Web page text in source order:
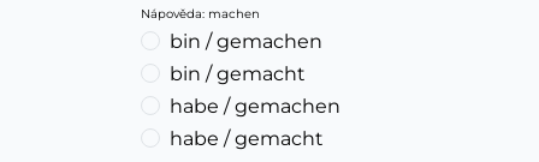
Nápověda: machen
bin / gemachen
bin / gemacht
habe / gemachen
habe / gemacht